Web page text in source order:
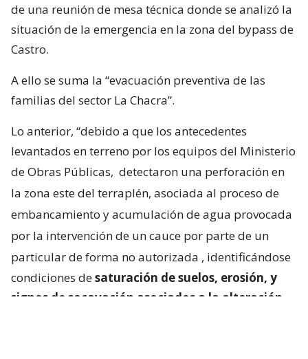
de una reunión de mesa técnica donde se analizó la
situación de la emergencia en la zona del bypass de
Castro.
A ello se suma la “evacuación preventiva de las
familias del sector La Chacra”.
Lo anterior, “debido a que los antecedentes
levantados en terreno por los equipos del Ministerio
de Obras Públicas, detectaron una perforación en
la zona este del terraplén, asociada al proceso de
embancamiento y acumulación de agua provocada
por la intervención de un cauce por parte de un
particular de forma no autorizada , identificándose
condiciones desaturación de suelos, erosión, y
signos de socavación asociados a la alteración